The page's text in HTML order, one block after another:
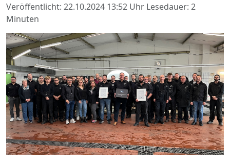
Veröffentlicht: 22.10.2024 13:52 Uhr Lesedauer: 2
Minuten